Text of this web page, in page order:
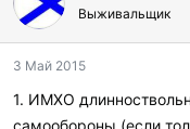
Выживальщик
3 Май 2015
1. ИМХО
самообороны (если